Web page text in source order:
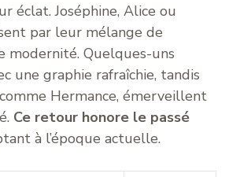
éclat. Joséphine, Alice ou
par leur mélange de
modernité. Quelques-uns
une graphie rafraîchie, tandis
Hermance, émerveillent
Ce retour honore le passé
à l’époque actuelle.